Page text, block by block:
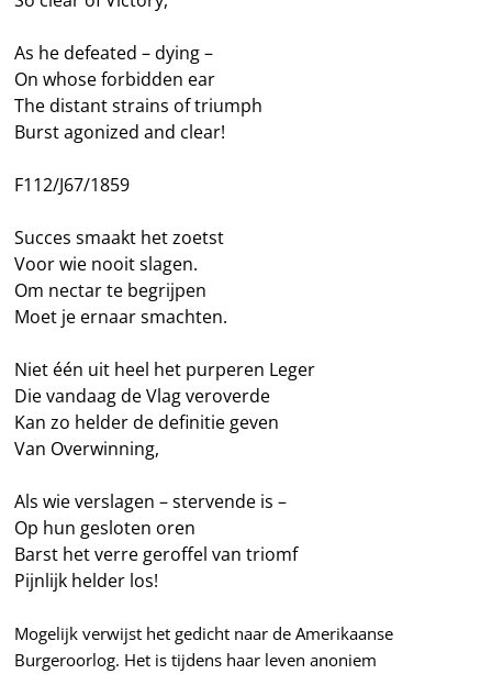
As he defeated – dying –
On whose forbidden ear
The distant strains of triumph
Burst agonized and clear!
F112/J67/1859
Succes smaakt het zoetst
Voor wie nooit slagen.
Om nectar te begrijpen
Moet je ernaar smachten.
Niet één uit heel het purperen Leger
Die vandaag de Vlag veroverde
Kan zo helder de definitie geven
Van Overwinning,
Als wie verslagen – stervende is –
Op hun gesloten oren
Barst het verre geroffel van triomf
Pijnlijk helder los!
Mogelijk verwijst het gedicht naar de Amerikaanse
Burgeroorlog. Het is tijdens haar leven anoniem